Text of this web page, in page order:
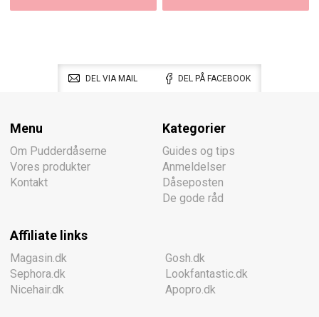
DEL VIA MAIL DEL PÅ FACEBOOK
Menu
Om Pudderdåserne
Vores produkter
Kontakt
Kategorier
Guides og tips
Anmeldelser
Dåseposten
De gode råd
Affiliate links
Magasin.dk
Sephora.dk
Nicehair.dk
Gosh.dk
Lookfantastic.dk
Apopro.dk